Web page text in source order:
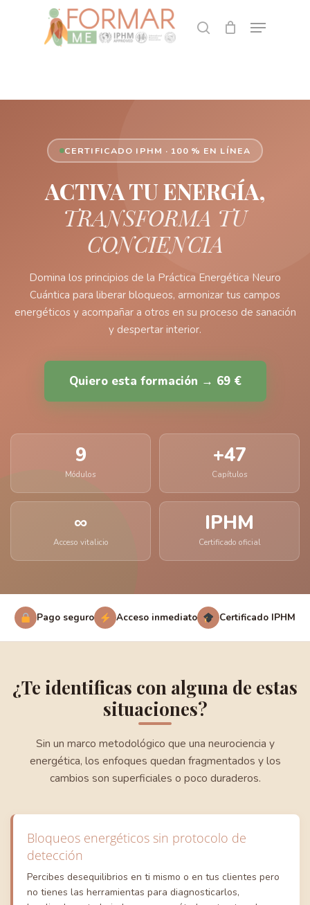
search
Menu
Cart CLOSE
CERTIFICADO IPHM · 100 % EN LÍNEA
ACTIVA TU ENERGÍA,
TRANSFORMA TU
CONCIENCIA
Domina los principios de la Práctica Energética Neuro
Cuántica para liberar bloqueos, armonizar tus campos
energéticos y acompañar a otros en su proceso de sanación
y despertar interior.
Quiero esta formación → 69 €
9
Módulos
+47
Capítulos
∞
Acceso vitalicio
IPHM
Certificado oficial
Pago seguro Acceso inmediato Certificado IPHM
¿Te identificas con alguna de estas
situaciones?
Sin un marco metodológico que una neurociencia y
energética, los enfoques quedan fragmentados y los
cambios son superficiales o poco duraderos.
Bloqueos energéticos sin protocolo de
detección
Percibes desequilibrios en ti mismo o en tus clientes pero
no tienes las herramientas para diagnosticarlos,